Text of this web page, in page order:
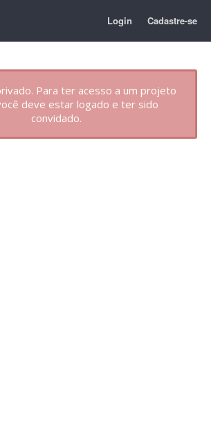
Login Cadastre-se
Para ter acesso a um projeto
deve estar logado e ter sido
convidado.